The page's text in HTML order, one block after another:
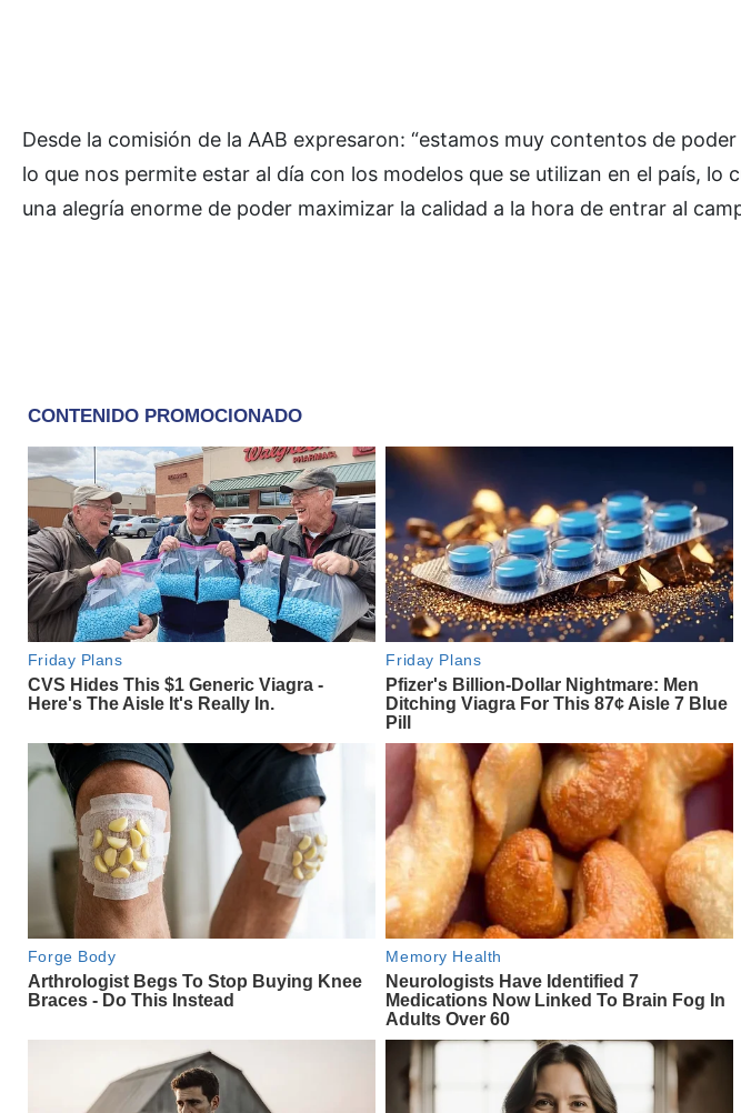
Desde la comisión de la AAB expresaron: “estamos muy contentos de
lo que nos permite estar al día con los modelos que se utilizan en el país, lo
una alegría enorme de poder maximizar la calidad a la hora de entrar al